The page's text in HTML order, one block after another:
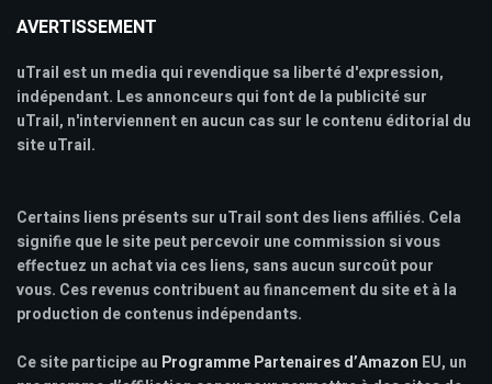
AVERTISSEMENT
uTrail est un media qui revendique sa liberté d'expression,
indépendant. Les annonceurs qui font de la publicité sur
uTrail, n'interviennent en aucun cas sur le contenu éditorial du
site uTrail.
Certains liens présents sur uTrail sont des liens affiliés. Cela
signifie que le site peut percevoir une commission si vous
effectuez un achat via ces liens, sans aucun surcoût pour
vous. Ces revenus contribuent au financement du site et à la
production de contenus indépendants.
Ce site participe au Programme Partenaires d’Amazon EU, un